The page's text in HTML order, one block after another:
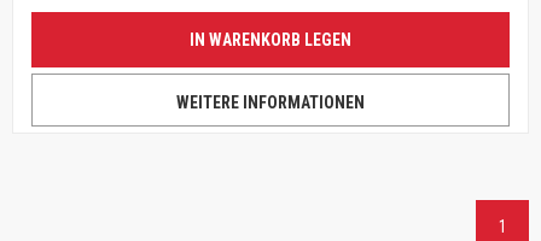
IN WARENKORB LEGEN
WEITERE INFORMATIONEN
1